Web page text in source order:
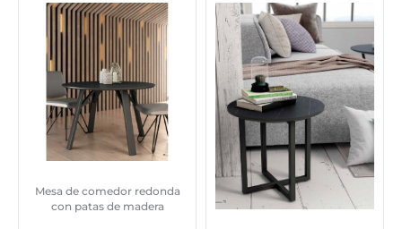
Mesa de comedor redonda
con patas de madera